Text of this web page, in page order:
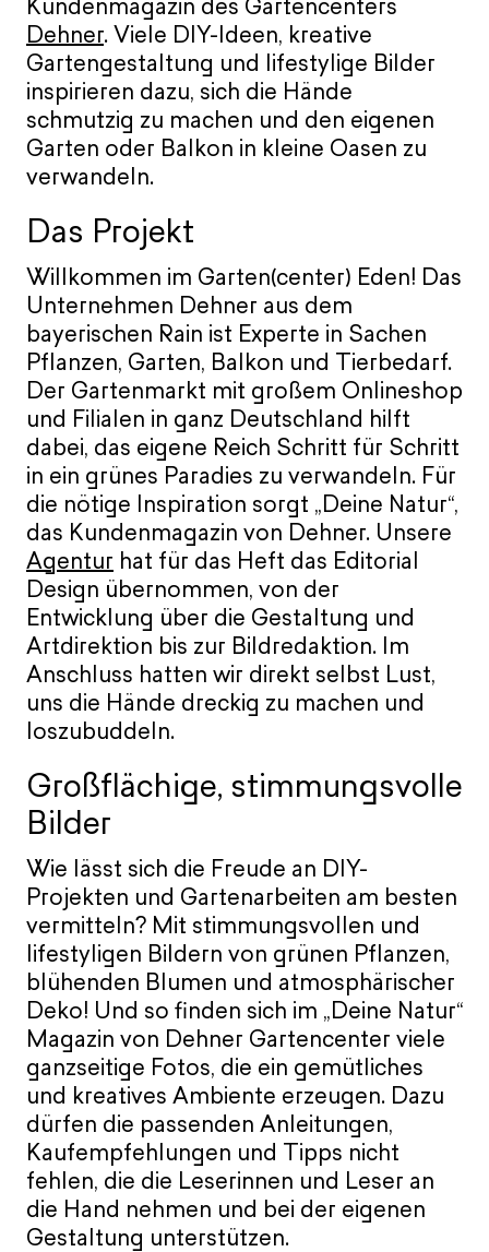
Kundenmagazin des Gartencenters
Dehner. Viele DIY-Ideen, kreative
Gartengestaltung und lifestylige Bilder
inspirieren dazu, sich die Hände
schmutzig zu machen und den eigenen
Garten oder Balkon in kleine Oasen zu
verwandeln.
Das Projekt
Willkommen im Garten(center) Eden! Das
Unternehmen Dehner aus dem
bayerischen Rain ist Experte in Sachen
Pflanzen, Garten, Balkon und Tierbedarf.
Der Gartenmarkt mit großem Onlineshop
und Filialen in ganz Deutschland hilft
dabei, das eigene Reich Schritt für Schritt
in ein grünes Paradies zu verwandeln. Für
die nötige Inspiration sorgt „Deine Natur“,
das Kundenmagazin von Dehner. Unsere
Agentur hat für das Heft das Editorial
Design übernommen, von der
Entwicklung über die Gestaltung und
Artdirektion bis zur Bildredaktion. Im
Anschluss hatten wir direkt selbst Lust,
uns die Hände dreckig zu machen und
loszubuddeln.
Großflächige, stimmungsvolle
Bilder
Wie lässt sich die Freude an DIY-
Projekten und Gartenarbeiten am besten
vermitteln? Mit stimmungsvollen und
lifestyligen Bildern von grünen Pflanzen,
blühenden Blumen und atmosphärischer
Deko! Und so finden sich im „Deine Natur“
Magazin von Dehner Gartencenter viele
ganzseitige Fotos, die ein gemütliches
und kreatives Ambiente erzeugen. Dazu
dürfen die passenden Anleitungen,
Kaufempfehlungen und Tipps nicht
fehlen, die die Leserinnen und Leser an
die Hand nehmen und bei der eigenen
Gestaltung unterstützen.